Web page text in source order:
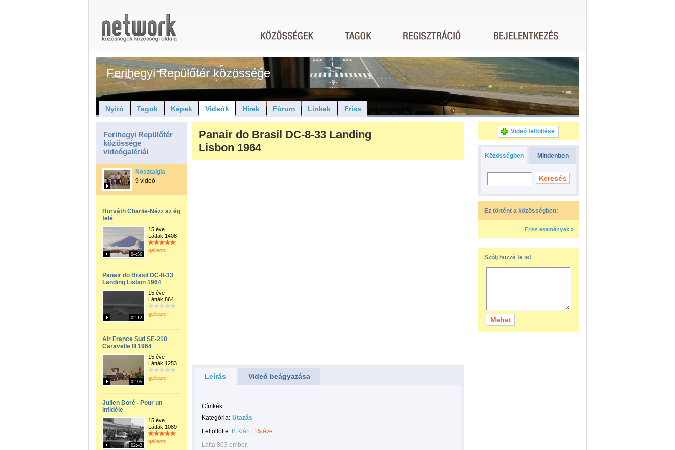
Ferihegyi Repülőtér közössége
Nyitó Tagok Képek Videók Hírek Fórum Linkek Friss
Ferihegyi Repülőtér
közössége
videógalériái
Nosztalgia
9 videó
Horváth Charlie-Nézz az ég
felé
04:56
15 éve
Látták:1408
gelleon
Panair do Brasil DC-8-33
Landing Lisbon 1964
02:12
15 éve
Látták:864
gelleon
Air France Sud SE-210
Caravelle lll 1964
02:05
15 éve
Látták:1253
gelleon
Julien Doré - Pour un
infidèle
02:42
15 éve
Látták:1089
gelleon
Panair do Brasil DC-8-33 Landing
Lisbon 1964
Leírás Videó beágyazása
Címkék:
Kategória: Utazás
Feltöltötte: B Klári
15 éve
Látta 863 ember.
Videó feltöltése
Közösségben Mindenben
Ez történt a közösségben:
Friss események »
Szólj hozzá te is!